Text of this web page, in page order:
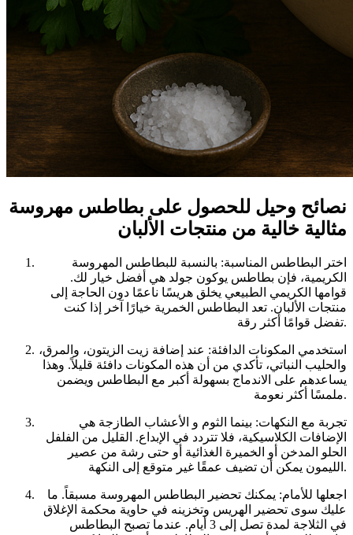
نصائح وحيل للحصول على بطاطس مهروسة
مثالية خالية من منتجات الألبان
اختر البطاطس المناسبة: بالنسبة للبطاطس المهروسة
الكريمية، فإن بطاطس يوكون جولد هي أفضل خيار لك.
قوامها الكريمي الطبيعي يخلق هريسًا ناعمًا دون الحاجة إلى
منتجات الألبان. تعد البطاطس الخمرية خيارًا آخر إذا كنت
تفضل قوامًا أكثر رقة.
استخدمي المكونات الدافئة: عند إضافة زيت الزيتون، والمرق،
والحليب النباتي، تأكدي من أن هذه المكونات دافئة قليلاً. وهذا
يساعدهم على الاندماج بسهولة أكبر مع البطاطس ويضمن
ملمسًا أكثر نعومة.
تجربة مع النكهات: بينما الثوم و الأعشاب الطازجة هي
الإضافات الكلاسيكية، فلا تتردد في الإبداع. القليل من الفلفل
الحلو المدخن أو الخميرة الغذائية أو حتى رشة من عصير
الليمون يمكن أن تضيف عمقًا غير متوقع إلى النكهة.
اجعلها للأمام: يمكنك تحضير البطاطس المهروسة مسبقاً. ما
عليك سوى تحضير الهريس وتخزينه في حاوية محكمة الإغلاق
في الثلاجة لمدة تصل إلى 3 أيام. عندما تصبح البطاطس